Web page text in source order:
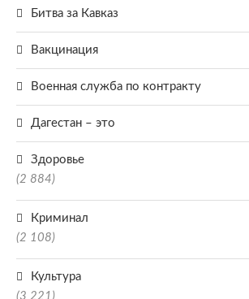
Битва за Кавказ
Вакцинация
Военная служба по контракту
Дагестан – это
Здоровье
(2 884)
Криминал
(2 108)
Культура
(3 221)